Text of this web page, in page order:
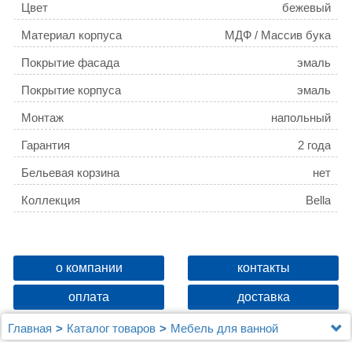
Цвет бежевый
Материал корпуса МДФ / Массив бука
Покрытие фасада эмаль
Покрытие корпуса эмаль
Монтаж напольный
Гарантия 2 года
Бельевая корзина нет
Коллекция Bella
о компании контакты
оплата доставка
Главная Каталог товаров
Мебель для ванной